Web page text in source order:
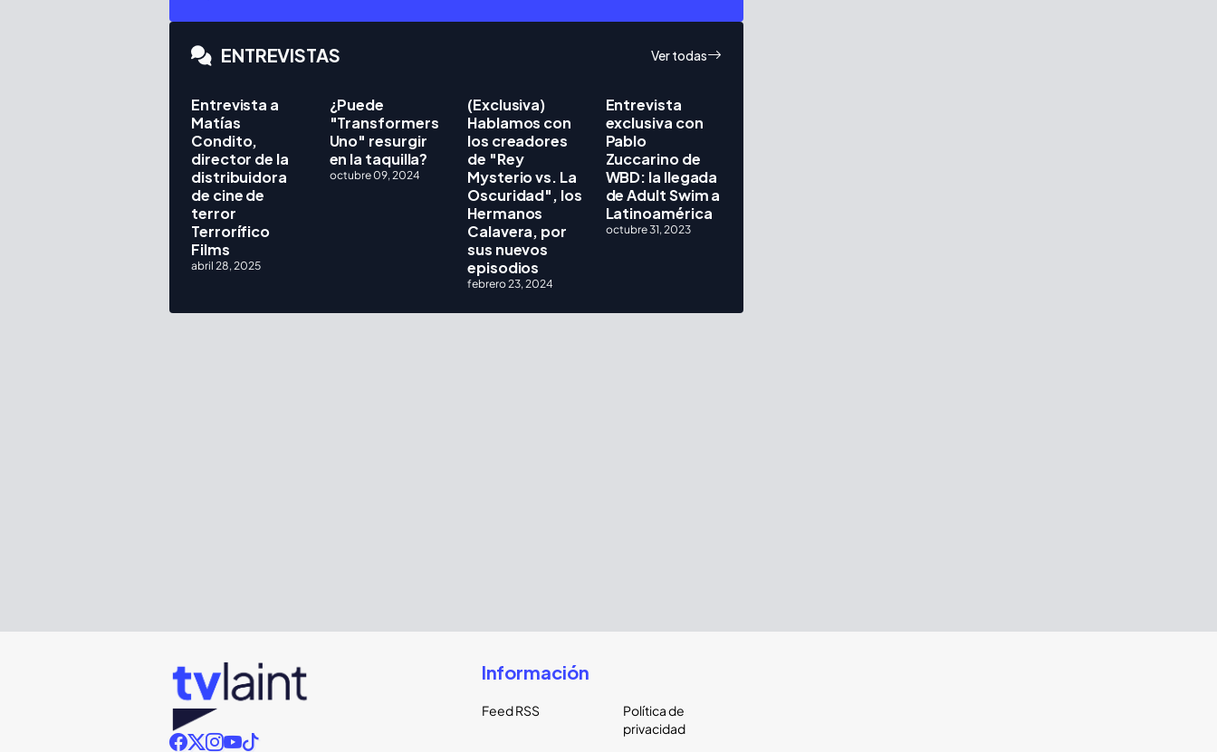
ENTREVISTAS Ver todas
Entrevista a
Matías
Condito,
director de la
distribuidora
de cine de
terror
Terrorífico
Films
abril 28, 2025
¿Puede
"Transformers
Uno" resurgir
en la taquilla?
octubre 09, 2024
(Exclusiva)
Hablamos con
los creadores
de "Rey
Mysterio vs. La
Oscuridad", los
Hermanos
Calavera, por
sus nuevos
episodios
febrero 23, 2024
Entrevista
exclusiva con
Pablo
Zuccarino de
WBD: la llegada
de Adult Swim a
Latinoamérica
octubre 31, 2023
Información
Feed RSS
Política de
privacidad